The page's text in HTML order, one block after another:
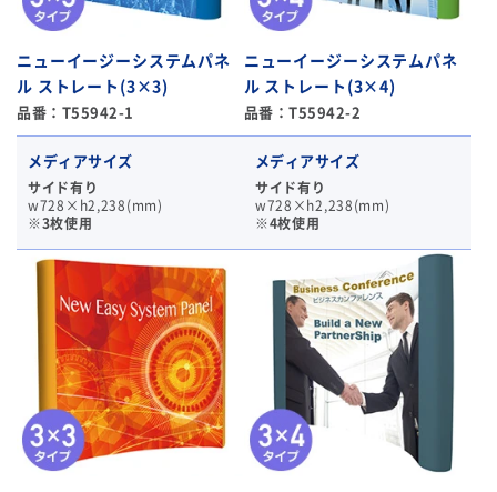
ニューイージーシステムパネ
ル ストレート(3×3)
品番：T55942-1
メディアサイズ
サイド有り
w728×h2,238(mm)
※3枚使用
ニューイージーシステムパネ
ル ストレート(3×4)
品番：T55942-2
メディアサイズ
サイド有り
w728×h2,238(mm)
※4枚使用